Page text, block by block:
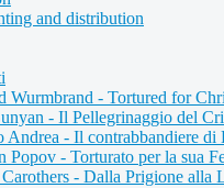
and distribution
Wurmbrand - Tortured for
- Il Pellegrinaggio del
Andrea - Il contrabbandiere di
Popov - Torturato per la sua
- Dalla Prigione alla